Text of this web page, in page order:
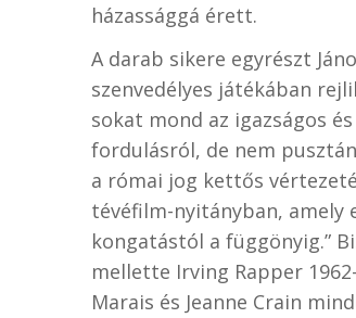
házassággá érett.
A darab sikere egyrészt
szenvedélyes játékában
sokat mond az igazságos
fordulásról, de nem
a római jog kettős
tévéfilm-nyitányban, amely
kongatástól a függönyig.”
mellette Irving Rapper
Marais és Jeanne Crain